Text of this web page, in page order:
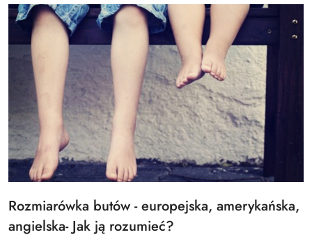
Tytuł
artykułu:
Rozmiarówka butów - europejska, amerykańska,
angielska- Jak ją rozumieć?